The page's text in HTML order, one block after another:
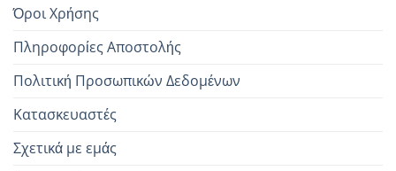
Όροι Χρήσης
Πληροφορίες Αποστολής
Πολιτική Προσωπικών Δεδομένων
Κατασκευαστές
Σχετικά με εμάς